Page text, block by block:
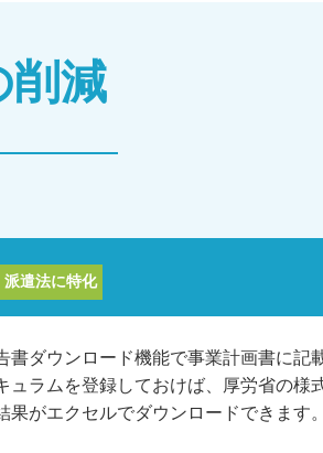
削減
派遣法に特化
書ダウンロード機能で事業計画書に記
ュラムを登録しておけば、厚労省の様
果がエクセルでダウンロードできます。